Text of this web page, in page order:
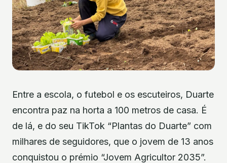
Entre a escola, o futebol e os escuteiros, Duarte
encontra paz na horta a 100 metros de casa. É
de lá, e do seu TikTok “Plantas do Duarte” com
milhares de seguidores, que o jovem de 13 anos
conquistou o prémio “Jovem Agricultor 2035”.